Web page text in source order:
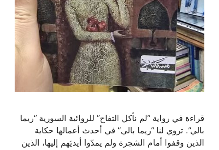
قراءة في رواية “لم نأكل التفاح” للروائية السورية “ريما
بالي”. تروي لنا “ريما بالي” في أحدث أعمالها حكاية
الذين وقفوا أمام الشجرة ولم يمدّوا أيديَهم إليها، الذين